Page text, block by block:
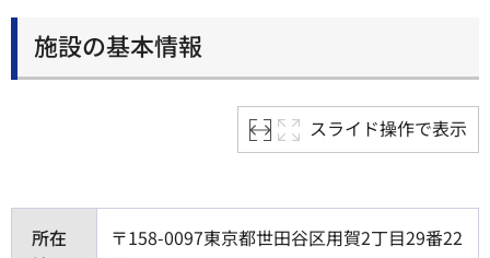
施設の基本情報
スライド操作で表示
所在
〒158-0097東京都世田谷区用賀2丁目29番22